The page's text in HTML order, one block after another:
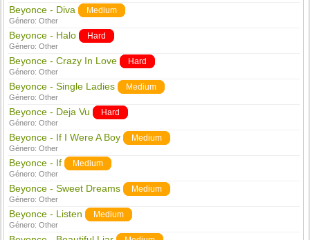
Beyonce - Diva Medium
Género:Other
Beyonce - Halo Hard
Género:Other
Beyonce - Crazy In Love Hard
Género:Other
Beyonce - Single Ladies Medium
Género:Other
Beyonce - Deja Vu Hard
Género:Other
Beyonce - If I Were A Boy Medium
Género:Other
Beyonce - If Medium
Género:Other
Beyonce - Sweet Dreams Medium
Género:Other
Beyonce - Listen Medium
Género:Other